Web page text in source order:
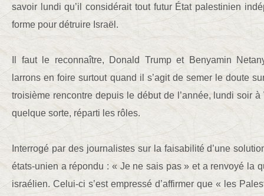
savoir lundi qu’il considérait tout futur État palestinien
forme pour détruire Israël.
Il faut le reconnaître, Donald Trump et Benyamin
larrons en foire surtout quand il s’agit de semer le doute
troisième rencontre depuis le début de l’année, lundi soir
quelque sorte, réparti les rôles.
Interrogé par des journalistes sur la faisabilité d’une
états-unien a répondu : « Je ne sais pas » et a renvoyé la
israélien. Celui-ci s’est empressé d’affirmer que « les